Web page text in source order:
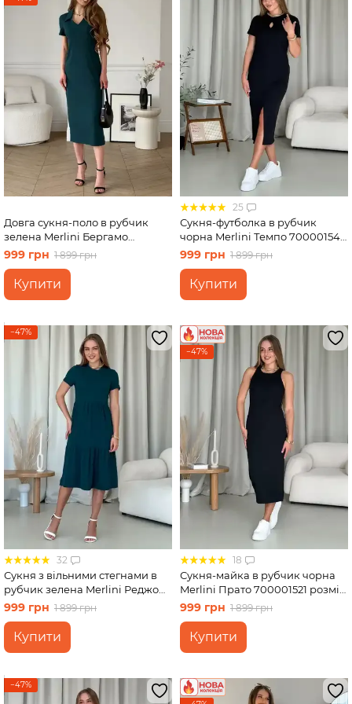
Довга сукня-поло в рубчик
зелена Merlini Бергамо
700002245 розмір L-XL
999 грн 1 899 грн
Купити
25
Сукня-футболка в рубчик
чорна Merlini Темпо 700001541
розмір L-XL
999 грн 1 899 грн
Купити
−47%
32
Сукня з вільними стегнами в
рубчик зелена Merlini Реджо
700001585 розмір L-XL
999 грн 1 899 грн
Купити
−47%
18
Сукня-майка в рубчик чорна
Merlini Прато 700001521 розмір
L-XL
999 грн 1 899 грн
Купити
−47%